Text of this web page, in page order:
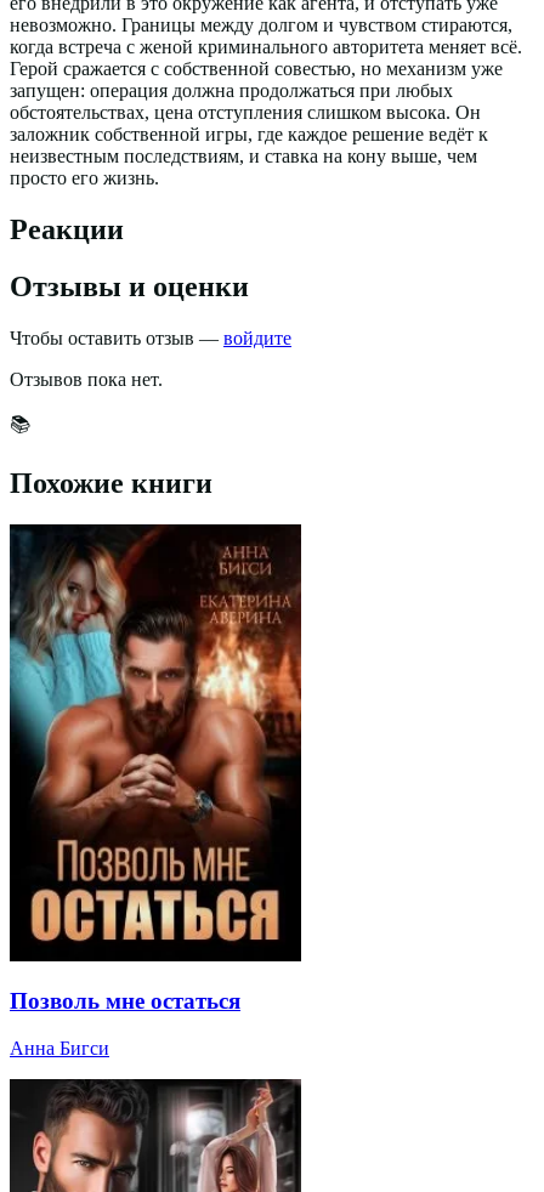
невозможно. Границы между долгом и чувством стираются,
когда встреча с женой криминального авторитета меняет всё.
Герой сражается с собственной совестью, но механизм уже
запущен: операция должна продолжаться при любых
обстоятельствах, цена отступления слишком высока. Он
заложник собственной игры, где каждое решение ведёт к
неизвестным последствиям, и ставка на кону выше, чем
просто его жизнь.
Реакции
Отзывы и оценки
Чтобы оставить отзыв — войдите
Отзывов пока нет.
📚
Похожие книги
Позволь мне остаться
Анна Бигси